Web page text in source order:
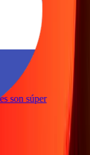
son súper